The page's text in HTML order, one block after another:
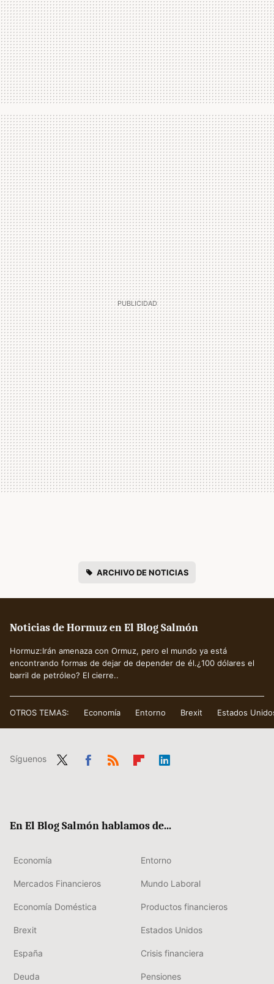
ARCHIVO DE NOTICIAS
Noticias de Hormuz en El Blog Salmón
Hormuz:Irán amenaza con Ormuz, pero el mundo ya está
encontrando formas de dejar de depender de él.¿100 dólares el
barril de petróleo? El cierre..
OTROS TEMAS: Economía Entorno Brexit Estados
Síguenos
En El Blog Salmón hablamos de...
Economía Entorno
Mercados Financieros Mundo Laboral
Economía Doméstica Productos financieros
Brexit Estados Unidos
España Crisis financiera
Deuda Pensiones